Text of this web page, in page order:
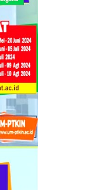
Afandin.
hari ini
dalam
Langkat.
diberikan oleh
dan